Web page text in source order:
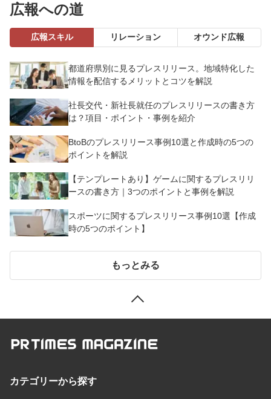
広報への道
広報スキル リレーション オウンド広報
都道府県別に見るプレスリリース。地域特化した
情報を配信するメリットとコツを解説
社長交代・新社長就任のプレスリリースの書き方
は？項目・ポイント・事例を紹介
BtoBのプレスリリース事例10選と作成時の5つの
ポイントを解説
【テンプレートあり】ゲームに関するプレスリリ
ースの書き方｜3つのポイントと事例を解説
スポーツに関するプレスリリース事例10選【作成
時の5つのポイント】
もっとみる
カテゴリーから探す